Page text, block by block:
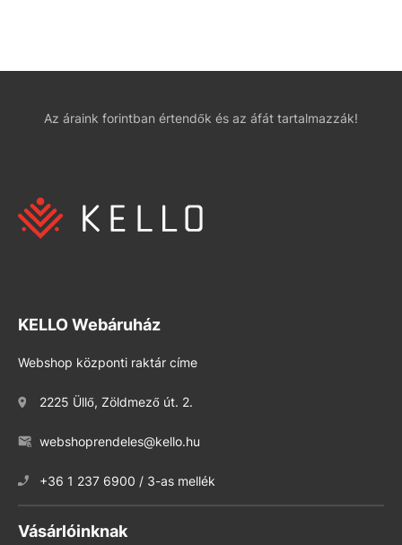
Az áraink forintban értendők és az áfát tartalmazzák!
KELLO Webáruház
Webshop központi raktár címe
2225 Üllő, Zöldmező út. 2.
webshoprendeles@kello.hu
+36 1 237 6900 / 3-as mellék
Vásárlóinknak